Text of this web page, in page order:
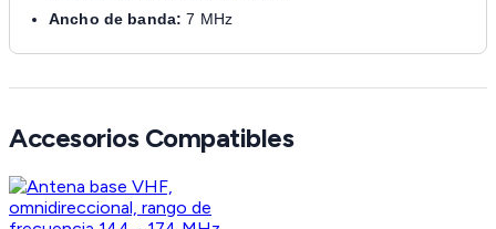
Ancho de banda: 7 MHz
Accesorios Compatibles